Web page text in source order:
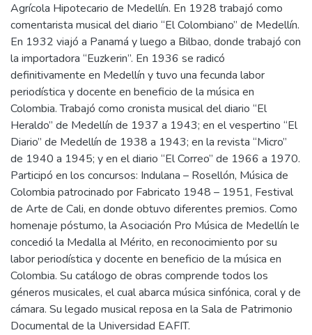
Agrícola Hipotecario de Medellín. En 1928 trabajó como
comentarista musical del diario “El Colombiano” de Medellín.
En 1932 viajó a Panamá y luego a Bilbao, donde trabajó con
la importadora “Euzkerin”. En 1936 se radicó
definitivamente en Medellín y tuvo una fecunda labor
periodística y docente en beneficio de la música en
Colombia. Trabajó como cronista musical del diario “El
Heraldo” de Medellín de 1937 a 1943; en el vespertino “El
Diario” de Medellín de 1938 a 1943; en la revista “Micro”
de 1940 a 1945; y en el diario “El Correo” de 1966 a 1970.
Participó en los concursos: Indulana – Rosellón, Música de
Colombia patrocinado por Fabricato 1948 – 1951, Festival
de Arte de Cali, en donde obtuvo diferentes premios. Como
homenaje póstumo, la Asociación Pro Música de Medellín le
concedió la Medalla al Mérito, en reconocimiento por su
labor periodística y docente en beneficio de la música en
Colombia. Su catálogo de obras comprende todos los
géneros musicales, el cual abarca música sinfónica, coral y de
cámara. Su legado musical reposa en la Sala de Patrimonio
Documental de la Universidad EAFIT.